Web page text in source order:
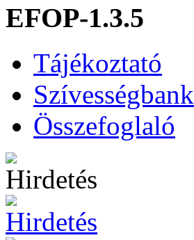
EFOP-1.3.5
Tájékoztató
Szívességbank
Összefoglaló